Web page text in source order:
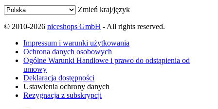
Zmień kraj/język
© 2010-2026 niceshops GmbH - All rights reserved.
Impressum i warunki użytkowania
Ochrona danych osobowych
Ogólne Warunki Handlowe i prawo do odstąpienia od
umowy
Deklaracja dostępności
Ustawienia ochrony danych
Rezygnacja z subskrypcji